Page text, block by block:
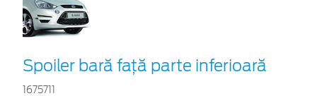
Spoiler bară față parte inferioară
1675711